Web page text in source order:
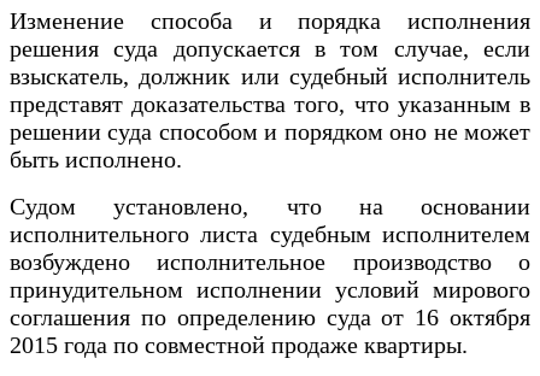
Изменение способа и порядка исполнения
решения суда допускается в том случае, если
взыскатель, должник или судебный исполнитель
представят доказательства того, что указанным в
решении суда способом и порядком оно не может
быть исполнено.
Судом установлено, что на основании
исполнительного листа судебным исполнителем
возбуждено исполнительное производство о
принудительном исполнении условий мирового
соглашения по определению суда от 16 октября
2015 года по совместной продаже квартиры.